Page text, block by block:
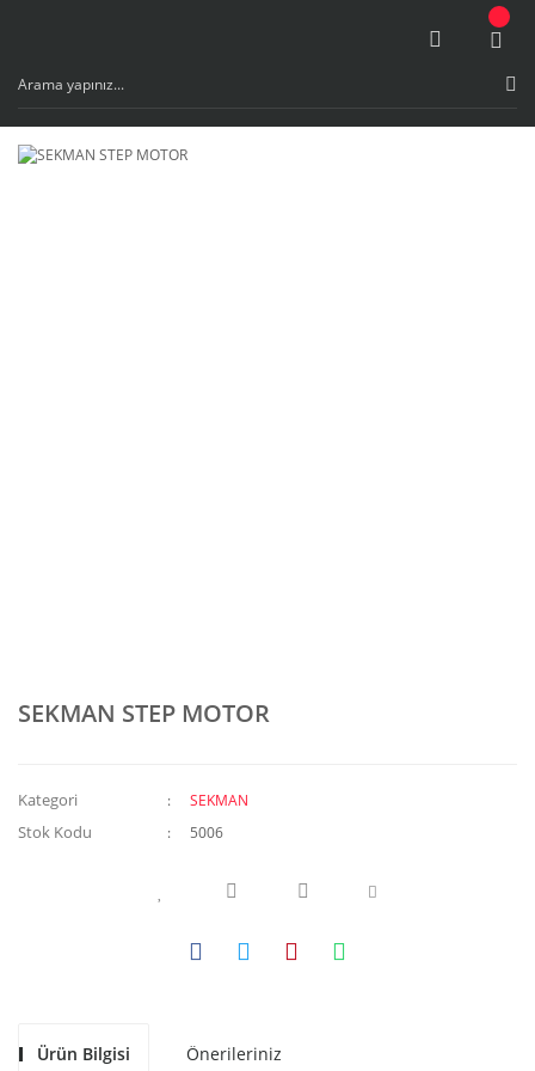
SEKMAN STEP MOTOR
Kategori SEKMAN
Stok Kodu 5006
Ürün Bilgisi Önerileriniz